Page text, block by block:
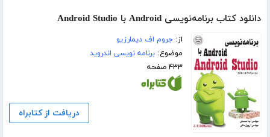
دانلود کتاب برنامه‌نویسی Android با Android Studio
از:جروم اف دیمارزیو
موضوع:برنامه نویسی اندروید
۴۳۳ صفحه
دریافت از کتابراه